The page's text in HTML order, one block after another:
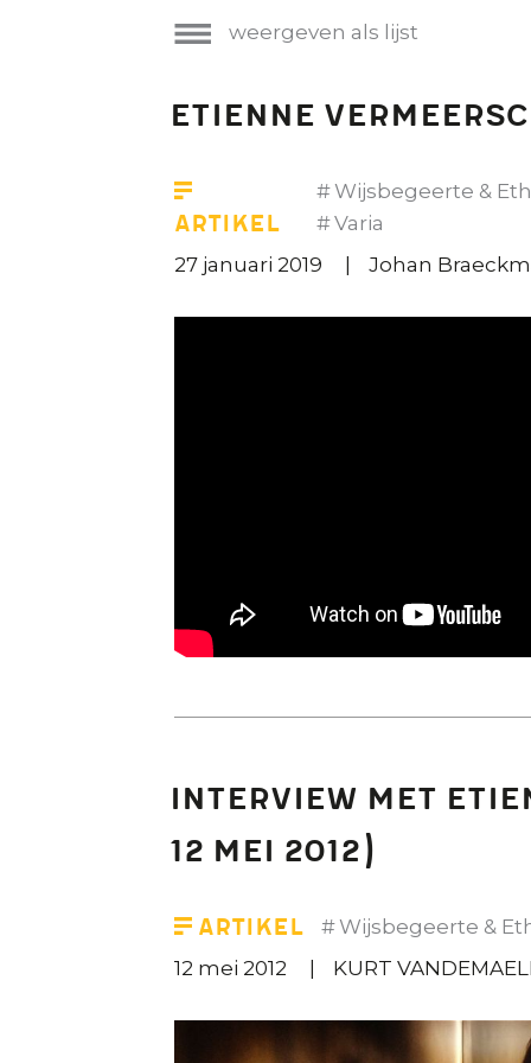
weergeven als lijst
Etienne
Artikel
Wijsbegeerte &
Varia
27 januari 2019
Johan
Interview met
12 mei 2012)
Artikel Wijsbegeerte &
12 mei 2012
KURT